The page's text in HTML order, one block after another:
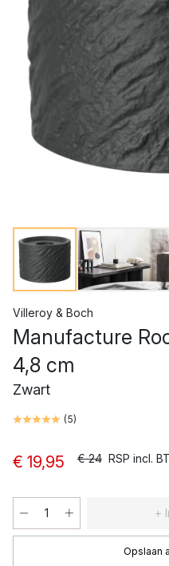
Villeroy & Boch
Manufacture
4,8 cm
Zwart
(5)
€ 19,95 € 24 RSP incl.
+
Opslaan